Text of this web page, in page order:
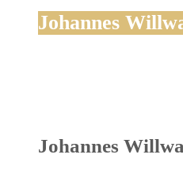
Johannes
Johannes